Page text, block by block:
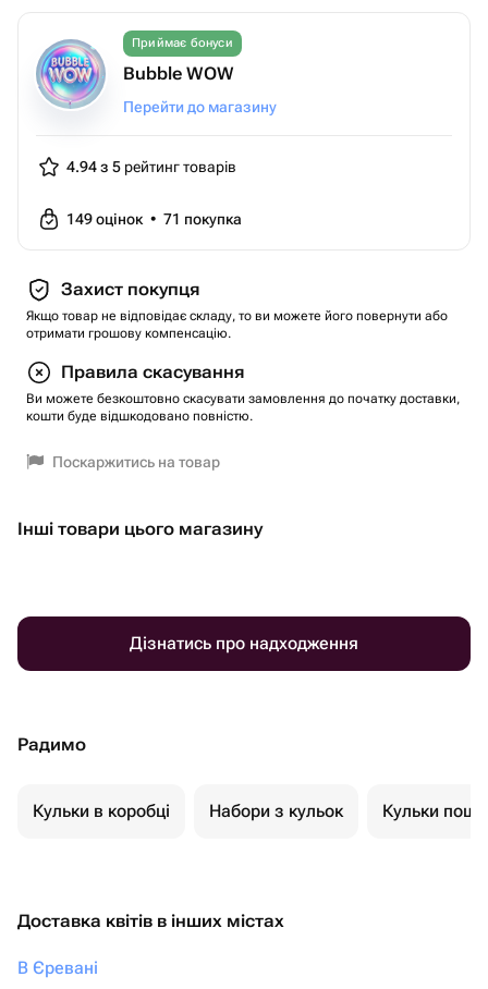
Приймає бонуси
Bubble WOW
Перейти до магазину
4.94 з 5 рейтинг товарів
149оцінок • 71 покупка
Захист покупця
Якщо товар не відповідає складу, то ви можете його повернути або
отримати грошову компенсацію.
Правила скасування
Ви можете безкоштовно скасувати замовлення до початку доставки,
кошти буде відшкодовано повністю.
Поскаржитись на товар
Інші товари цього магазину
Дізнатись про надходження
Радимо
Кульки в коробці Набори з кульок Кульки
Доставка квітів в інших містах
В Єревані